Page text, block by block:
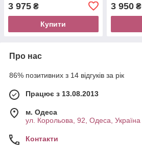
3 975 ₴
Купити
3 950₴
Про нас
86% позитивних з 14 відгуків за рік
Працює з 13.08.2013
м. Одеса
ул. Корольова, 92, Одеса, Україна
Контакти